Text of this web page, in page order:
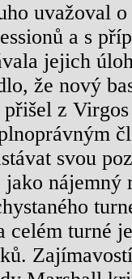
uvažoval o
a s
jejich
že nový
z
svou
nájemný
celém turné